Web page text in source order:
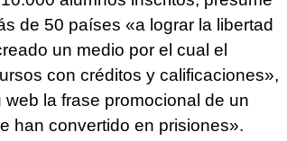
de 50 países «a lograr la libertad
un medio por el cual el
con créditos y calificaciones»,
la frase promocional de un
han convertido en prisiones».